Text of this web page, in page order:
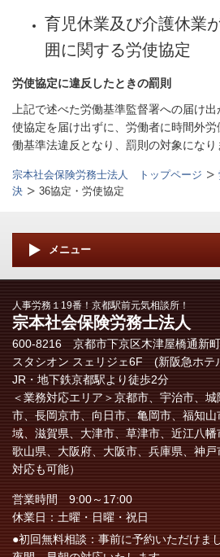
育児休業及び介護休業
囲に関する労使協定
労使協定に違反したときの罰則
上記で述べた労働基準監督署への届け
使協定を届け出ずに、労働者に時間外
働基準法違反となり、罰則の対象になり
宗本社会保険労務士法人 トップページ
決
36協定・労使協定
メニュー
人事労務１19番！京都駅前元気相談所！
宗本社会保険労務士法人
600-8216 京都市下京区木津屋橋通新
スタシオン スェリジェ6F (新阪急ホテ
JR・地下鉄京都駅より徒歩2分
＜業務対応エリア＞京都市、宇治市、
市、長岡京市、向日市、亀岡市、福知山
域、 滋賀県、大津市、草津市、近江八
歌山県、大阪府、大阪市、兵庫県、神
対応も可能）
営業時間 9:00～17:00
休業日：土曜・日曜・祝日
●初回無料相談：事前に予約いただけま